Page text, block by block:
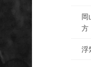
岡
方
浮